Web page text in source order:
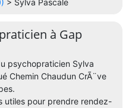
> Sylva Pascale
à Gap
psychopraticien Sylva
Chemin Chaudun CrÃ¨ve
utiles pour prendre rendez-